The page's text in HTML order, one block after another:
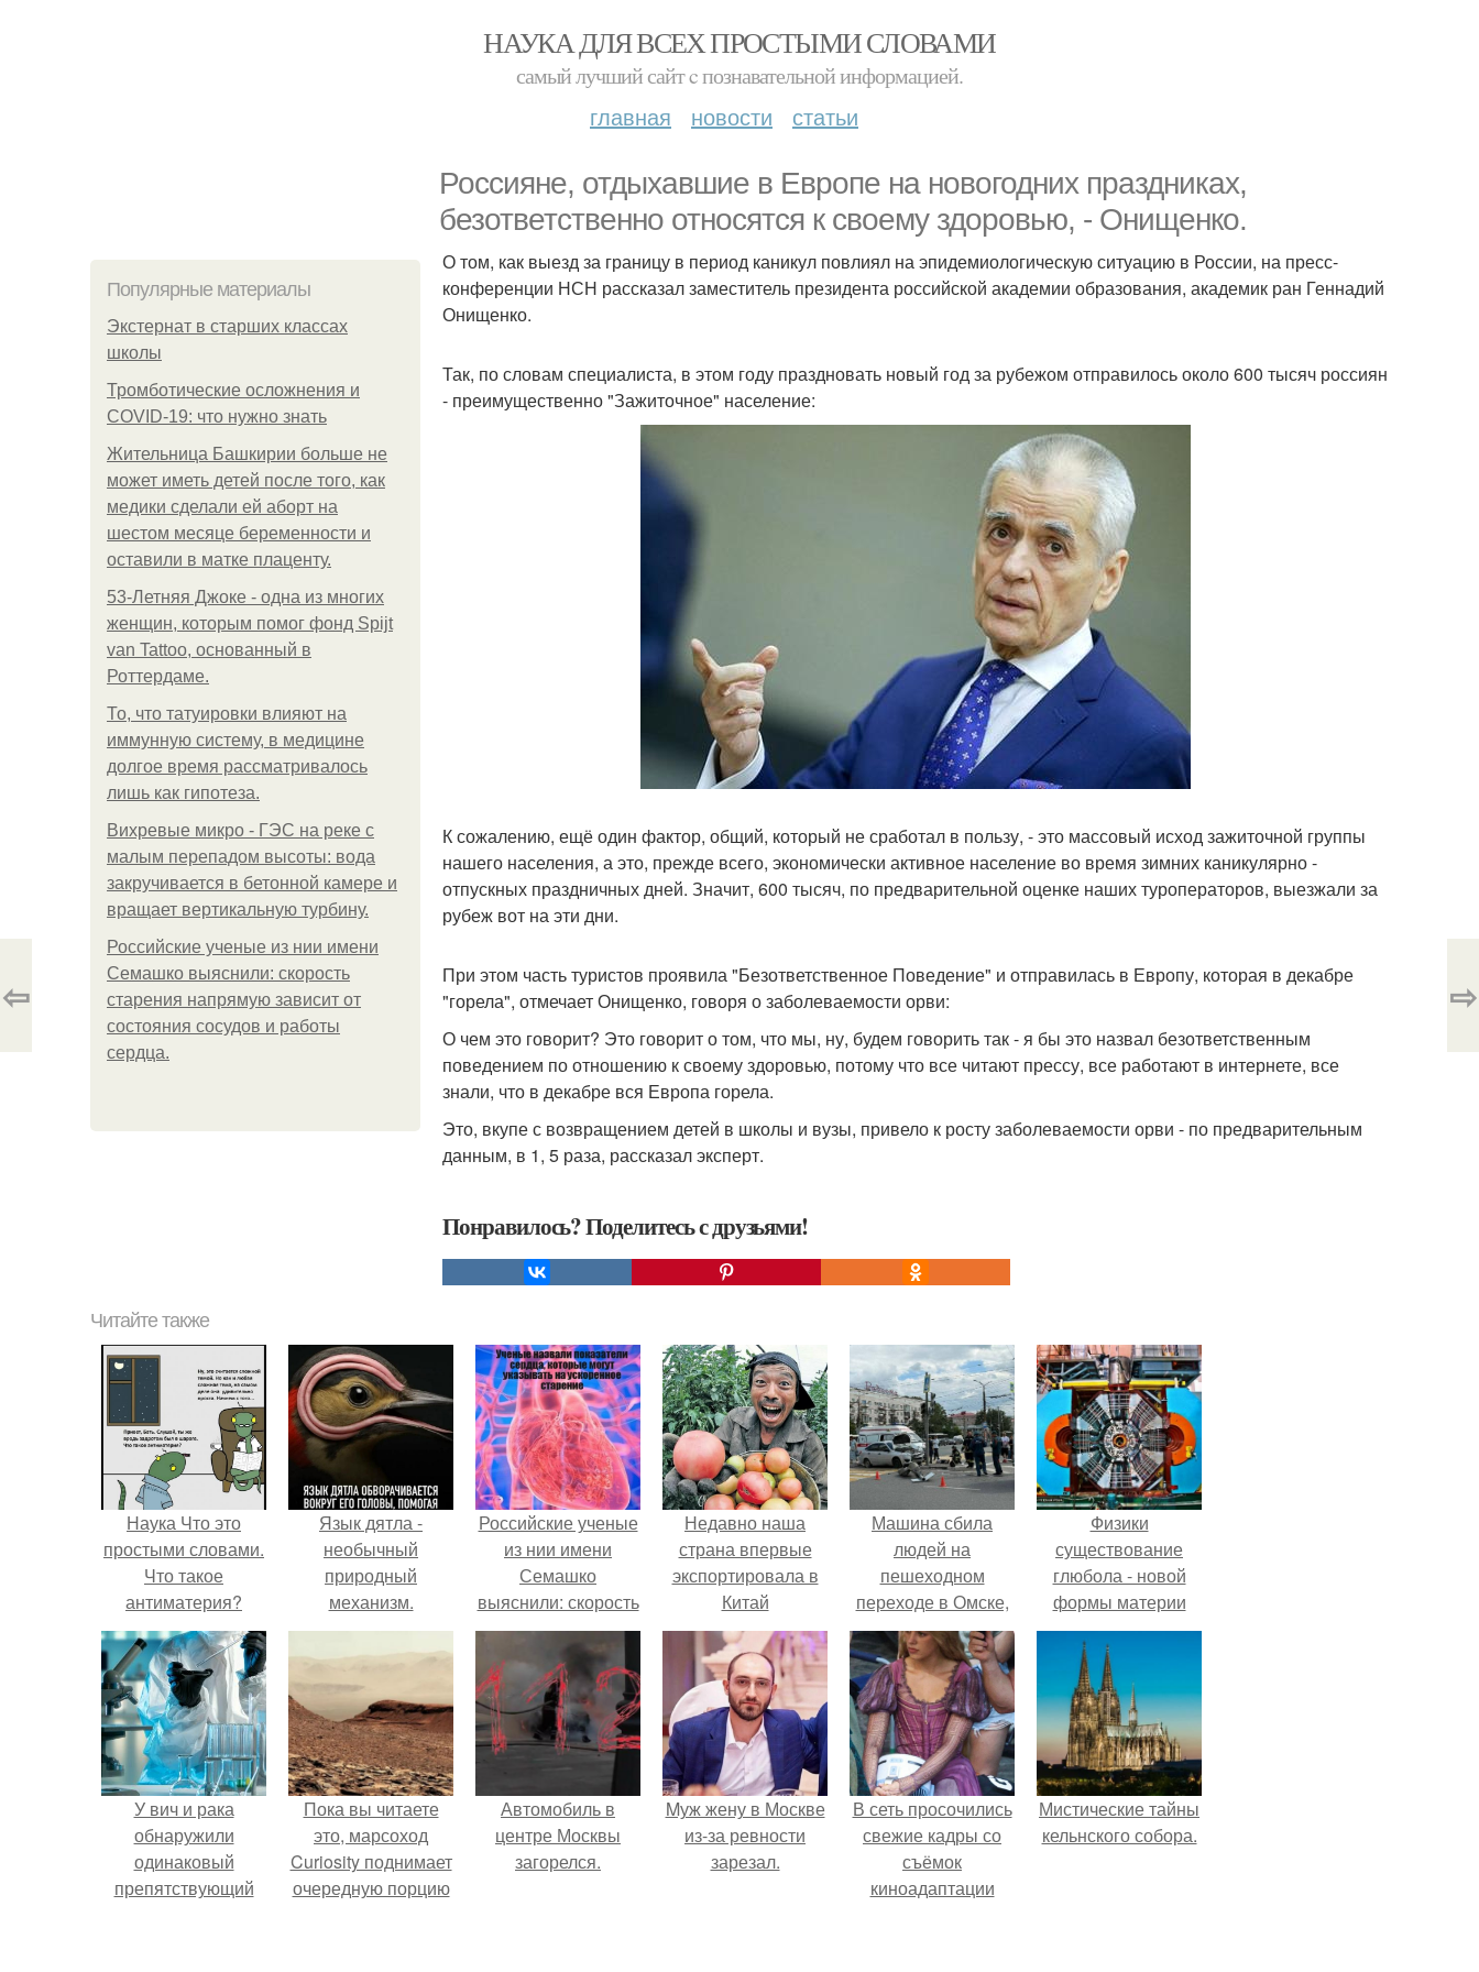
НАУКА ДЛЯ ВСЕХ ПРОСТЫМИ СЛОВАМИ
самый лучший сайт c познавательной информацией.
главная новости статьи
Россияне, отдыхавшие в Европе на новогодних праздниках,
безответственно относятся к своему здоровью, - Онищенко.
Популярные материалы
Экстернат в старших классах
школы
Тромботические осложнения и
COVID-19: что нужно знать
Жительница Башкирии больше не
может иметь детей после того, как
медики сделали ей аборт на
шестом месяце беременности и
оставили в матке плаценту.
53-Летняя Джоке - одна из многих
женщин, которым помог фонд Spijt
van Tattoo, основанный в
Роттердаме.
То, что татуировки влияют на
иммунную систему, в медицине
долгое время рассматривалось
лишь как гипотеза.
Вихревые микро - ГЭС на реке с
малым перепадом высоты: вода
закручивается в бетонной камере и
вращает вертикальную турбину.
Российские ученые из нии имени
Семашко выяснили: скорость
старения напрямую зависит от
состояния сосудов и работы
сердца.
О том, как выезд за границу в период каникул повлиял на эпидемиологическую ситуацию в России, на пресс-
конференции НСН рассказал заместитель президента российской академии образования, академик ран Геннадий
Онищенко.
Так, по словам специалиста, в этом году праздновать новый год за рубежом отправилось около 600 тысяч россиян
- преимущественно "Зажиточное" население:
К сожалению, ещё один фактор, общий, который не сработал в пользу, - это массовый исход зажиточной группы
нашего населения, а это, прежде всего, экономически активное население во время зимних каникулярно -
отпускных праздничных дней. Значит, 600 тысяч, по предварительной оценке наших туроператоров, выезжали за
рубеж вот на эти дни.
При этом часть туристов проявила "Безответственное Поведение" и отправилась в Европу, которая в декабре
"горела", отмечает Онищенко, говоря о заболеваемости орви:
О чем это говорит? Это говорит о том, что мы, ну, будем говорить так - я бы это назвал безответственным
поведением по отношению к своему здоровью, потому что все читают прессу, все работают в интернете, все
знали, что в декабре вся Европа горела.
Это, вкупе с возвращением детей в школы и вузы, привело к росту заболеваемости орви - по предварительным
данным, в 1, 5 раза, рассказал эксперт.
Понравилось? Поделитесь с друзьями!
⇦ ⇨
Читайте также
Наука Что это
простыми словами.
Что такое
антиматерия?
Язык дятла -
необычный
природный
механизм.
Российские ученые
из нии имени
Семашко
выяснили: скорость
старения напрямую
зависит от
состояния сосудов
и работы сердца.
Недавно наша
страна впервые
экспортировала в
Китай
агропродукцию на 1
млрд долларов за
месяц.
Машина сбила
людей на
пешеходном
переходе в Омске,
пострадали 8
человек.
Физики
существование
глюбола - новой
формы материи
подтвердили.
У вич и рака
обнаружили
одинаковый
препятствующий
Пока вы читаете
это, марсоход
Curiosity поднимает
очередную порцию
Автомобиль в
центре Москвы
загорелся.
Mуж жену в Москве
из-за ревности
зарезал.
В сеть просочились
свежие кадры со
съёмок
киноадаптации
Мистические тайны
кельнского собора.